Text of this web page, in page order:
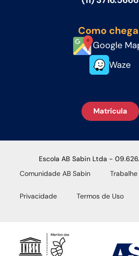
Como
Google
Waze
Matrícula
Escola AB Sabin Ltda -
Comunidade AB Sabin
Privacidade Termos de Uso